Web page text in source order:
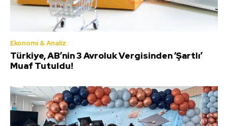
Ekonomi & Analiz
Türkiye, AB’nin 3 Avroluk Vergisinden ‘Şartlı’
Muaf Tutuldu!